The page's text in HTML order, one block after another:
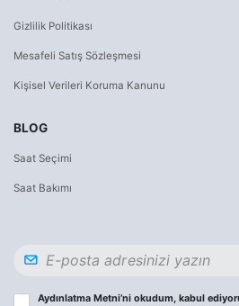
Gizlilik Politikası
Mesafeli Satış Sözleşmesi
Kişisel Verileri Koruma Kanunu
BLOG
Saat Seçimi
Saat Bakımı
Aydınlatma Metni’ni okudum, kabul